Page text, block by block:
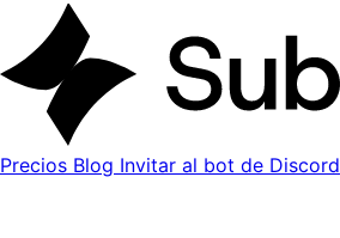
Precios Blog Invitar al bot de Discord